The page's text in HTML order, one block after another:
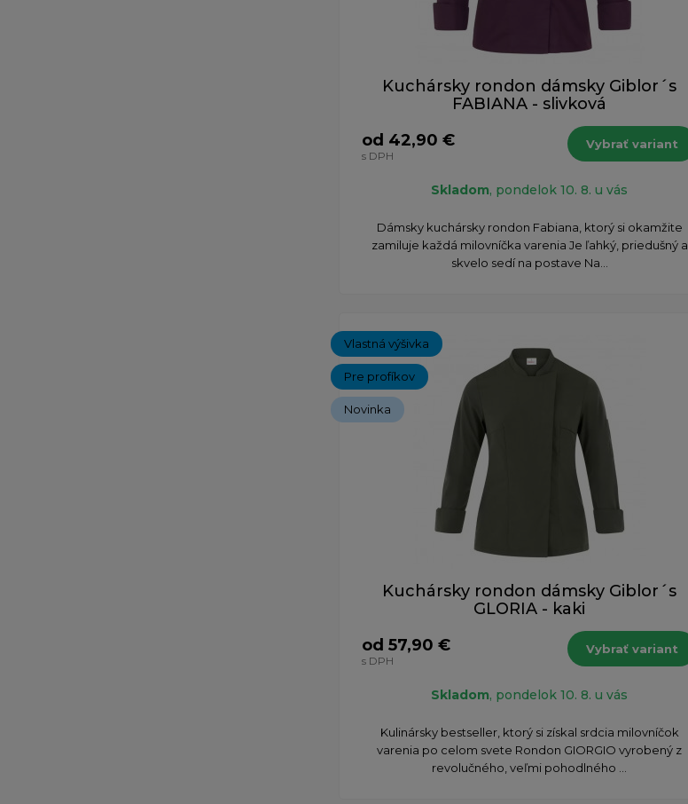
Kuchársky rondon dámsky Giblor´s
FABIANA - slivková
od 42,90 €
s DPH
Vybrať variant
Skladom, pondelok 10. 8. u vás
​Dámsky kuchársky rondon Fabiana, ktorý si okamžite
zamiluje každá milovníčka varenia Je ľahký, priedušný a
skvelo sedí na postave Na...
Vlastná výšivka
Pre profíkov
Novinka
Kuchársky rondon dámsky Giblor´s
GLORIA - kaki
od 57,90 €
s DPH
Vybrať variant
Skladom, pondelok 10. 8. u vás
Kulinársky bestseller, ktorý si získal srdcia milovníčok
varenia po celom svete Rondon GIORGIO vyrobený z
revolučného, veľmi pohodlného ...